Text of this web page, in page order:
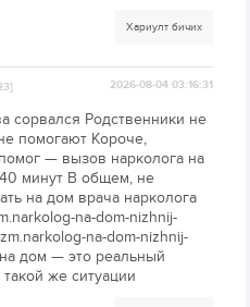
Хариулт бичих
2026-08-04 03:16:31
сорвался Родственники не
помогают Короче,
— вызов нарколога на
минут В общем, не
на дом врача нарколога
na-dom-nizhnij-
na-dom-nizhnij-
дом — это реальный
же ситуации